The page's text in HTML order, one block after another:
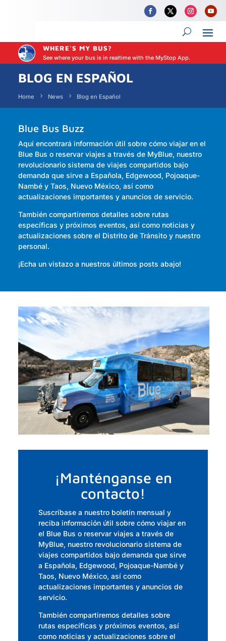
WHERE'S MY BUS?
See where your bus is in realtime with the MyStop App.
BLOG EN ESPAÑOL
Home News Blog en Español
Blue Bus Buzz
Aquí encontrará información útil sobre cómo viajar en el
Blue Bus o reservar viajes a través de MyBlue, nuestro
revolucionario sistema de viajes compartidos bajo
demanda que sirve a Española, Edgewood, Pojoaque-
Nambé y Taos, Nuevo México, así como
actualizaciones importantes y anuncios de servicio.
También compartiremos detalles sobre rutas
específicas y próximos eventos, así como noticias y
actualizaciones sobre el Distrito de Tránsito y nuestro
personal.
¡Echa un vistazo a nuestros últimos posts abajo!
¡Manténganse en
contacto!
Suscríbase a nuestro boletín mensual y
reciba información útil sobre cómo viajar en
el Blue Bus o reservar viajes a través de
MyBlue, nuestro revolucionario sistema de
viajes compartidos bajo demanda que sirve
a Española, Edgewood, Pojoaque-Nambé y
Taos, Nuevo México, así como
actualizaciones importantes y anuncios de
servicio.
También compartiremos detalles sobre
rutas específicas y próximos eventos, así
como noticias y actualizaciones sobre el